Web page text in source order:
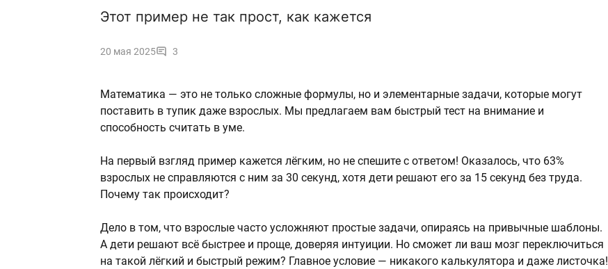
Этот пример не так прост, как кажется
20 мая 2025 3
Математика — это не только сложные формулы, но и элементарные задачи, которые могут
поставить в тупик даже взрослых. Мы предлагаем вам быстрый тест на внимание и
способность считать в уме.
На первый взгляд пример кажется лёгким, но не спешите с ответом! Оказалось, что 63%
взрослых не справляются с ним за 30 секунд, хотя дети решают его за 15 секунд без труда.
Почему так происходит?
Дело в том, что взрослые часто усложняют простые задачи, опираясь на привычные шаблоны.
А дети решают всё быстрее и проще, доверяя интуиции. Но сможет ли ваш мозг переключиться
на такой лёгкий и быстрый режим? Главное условие — никакого калькулятора и даже листочка!